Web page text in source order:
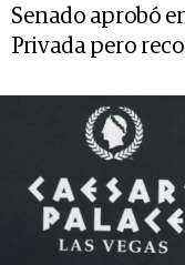
Senado aprobó
Privada pero